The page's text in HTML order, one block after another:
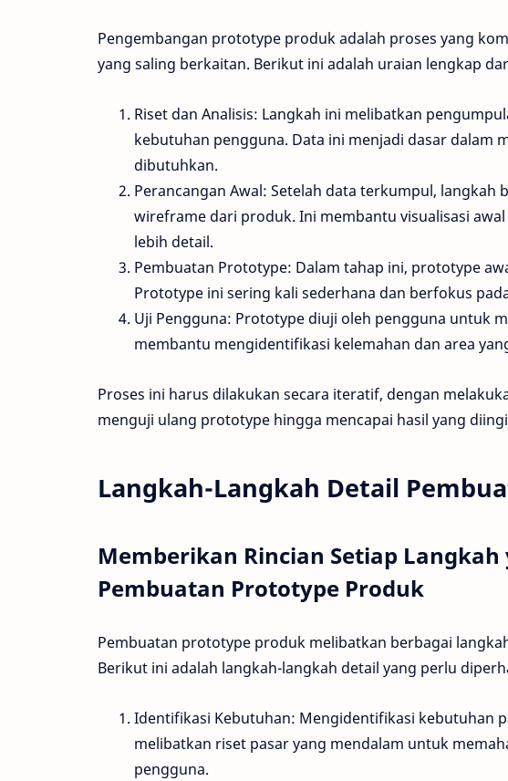
Pengembangan prototype produk adalah proses yang
yang saling berkaitan. Berikut ini adalah uraian lengkap
Riset dan Analisis: Langkah ini melibatkan
kebutuhan pengguna. Data ini menjadi dasar dalam
dibutuhkan.
Perancangan Awal: Setelah data terkumpul, langkah
wireframe dari produk. Ini membantu visualisasi
lebih detail.
Pembuatan Prototype: Dalam tahap ini, prototype
Prototype ini sering kali sederhana dan berfokus
Uji Pengguna: Prototype diuji oleh pengguna untuk
membantu mengidentifikasi kelemahan dan area
Proses ini harus dilakukan secara iteratif, dengan
menguji ulang prototype hingga mencapai hasil yang
Langkah-Langkah Detail
Memberikan Rincian Setiap
Pembuatan Prototype Produk
Pembuatan prototype produk melibatkan berbagai
Berikut ini adalah langkah-langkah detail yang perlu
Identifikasi Kebutuhan: Mengidentifikasi kebutuhan
melibatkan riset pasar yang mendalam untuk
pengguna.